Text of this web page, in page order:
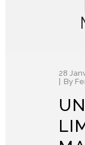
28
By